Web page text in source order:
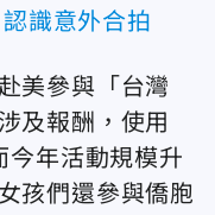
認識意外合拍
美參與「台灣
及報酬，使用
今年活動規模升
孩們還參與僑胞